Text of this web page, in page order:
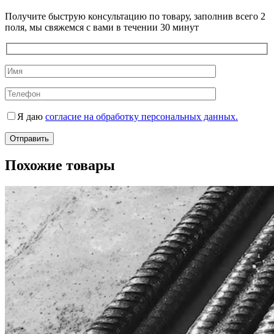
Получите быструю консультацию по товару, заполнив всего 2
поля, мы свяжемся с вами в течении 30 минут
Я даю согласие на обработку персональных данных.
Похожие товары